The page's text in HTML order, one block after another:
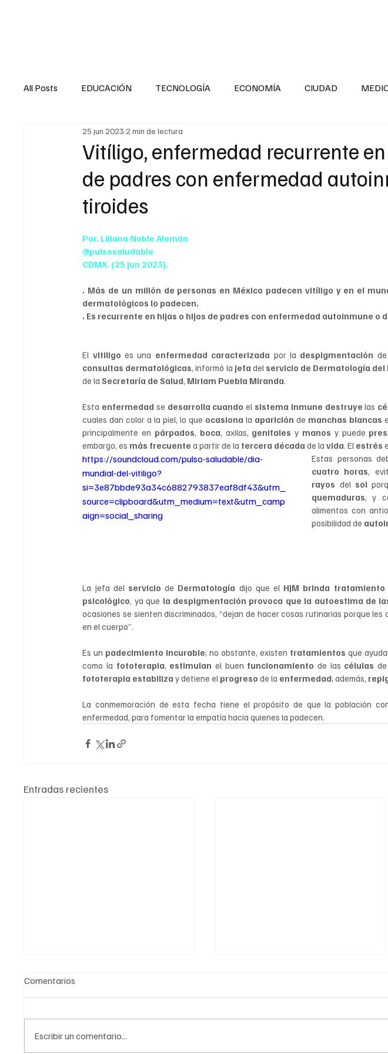
All Posts EDUCACIÓN TECNOLOGÍA ECONOMÍA CIUDAD
SALUD EN EL SECTOR PÚBLICO
MENTAL LA ENTREVISTA ANIMAL FITNESS ADOLESCENTES
Vitíligo, enfermedad recurrente
de padres con enfermedad
tiroides
25 jun 2023 2 min de lectura
Por. Liliana Noble Alemán
@pulsosaludable
CDMX. (25 jun 2023).
. Más de un millón de personas en México padecen vitíligo y en el
dermatológicos lo padecen.
. Es recurrente en hijas o hijos de padres con enfermedad autoinmune o
El vitiligo es una enfermedad caracterizada por la despigmentación
consultas dermatológicas, informó la jefa del servicio de Dermatología del
de la Secretaría de Salud, Miriam Puebla Miranda.
Esta enfermedad se desarrolla cuando el sistema inmune destruye las
cuales dan color a la piel, lo que ocasiona la aparición de manchas blancas
principalmente en párpados, boca, axilas, genitales y manos y puede
embargo, es más frecuente a partir de la tercera década de la vida. El estrés
https://soundcloud.com/pulso-saludable/dia-
mundial-del-vitiligo?
si=3e87bbde93a34c6882793837eaf8df43&utm_
source=clipboard&utm_medium=text&utm_camp
aign=social_sharing
Estas personas
cuatro horas,
rayos del sol
quemaduras, y
alimentos con
posibilidad de
La jefa del servicio de Dermatología dijo que el HJM brinda
psicológico, ya que la despigmentación provoca que la autoestima de
ocasiones se sienten discriminados, “dejan de hacer cosas rutinarias porque les
en el cuerpo”.
Es un padecimiento incurable; no obstante, existen tratamientos que
como la fototerapia, estimulan el buen funcionamiento de las células
fototerapia estabiliza y detiene el progreso de la enfermedad; además,
La conmemoración de esta fecha tiene el propósito de que la población
enfermedad, para fomentar la empatía hacia quienes la padecen.
Entradas recientes
Comentarios
Escribir un comentario...